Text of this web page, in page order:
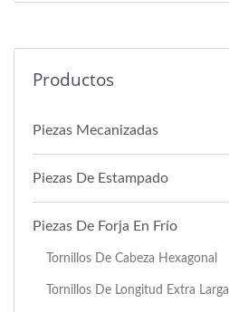
Productos
Piezas Mecanizadas
Piezas De Estampado
Piezas De Forja En Frío
Tornillos De Cabeza Hexagonal
Tornillos De Longitud Extra Larga